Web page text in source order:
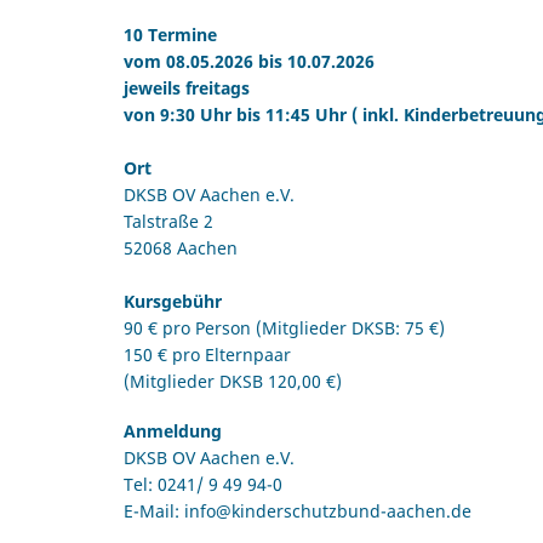
10 Termine
vom 08.05.2026 bis 10.07.2026
jeweils freitags
von 9:30 Uhr bis 11:45 Uhr ( inkl.
Ort
DKSB OV Aachen e.V.
Talstraße 2
52068 Aachen
Kursgebühr
90 € pro Person (Mitglieder DKSB: 75 €)
150 € pro Elternpaar
(Mitglieder DKSB 120,00 €)
Anmeldung
DKSB OV Aachen e.V.
Tel: 0241/ 9 49 94-0
E-Mail: info@kinderschutzbund-aachen.de